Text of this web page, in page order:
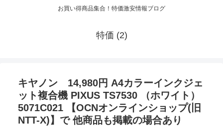
お買い得商品集合！特価激安情報ブログ
特価 (2)
キヤノン 14,980円 A4カラーインクジェ
ット複合機 PIXUS TS7530 （ホワイト）
5071C021 【OCNオンラインショップ(旧
NTT-X)】で 他商品も掲載の場合あり